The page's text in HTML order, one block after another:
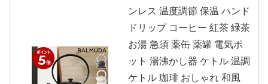
ンレス 温度調節 保温 ハンド
ドリップ コーヒー 紅茶 緑茶
お湯 急須 薬缶 薬罐 電気ポ
ット 湯沸かし器 ケトル 温調
ケトル 珈琲 おしゃれ 和風